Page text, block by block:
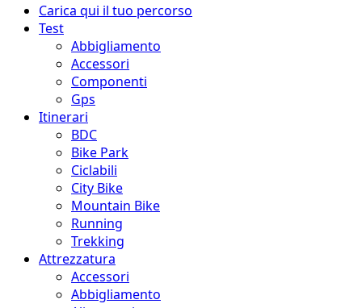
Menu
principale
Carica qui il tuo percorso
Test
Abbigliamento
Accessori
Componenti
Gps
Itinerari
BDC
Bike Park
Ciclabili
City Bike
Mountain Bike
Running
Trekking
Attrezzatura
Accessori
Abbigliamento